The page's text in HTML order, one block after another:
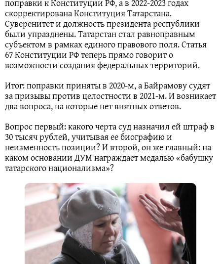
скорректирована Конституция Татарстана.
Суверенитет и должность президента республики
были упразднены. Татарстан стал равноправным
субъектом в рамках единого правового поля. Статья
67 Конституции РФ теперь прямо говорит о
возможности создания федеральных территорий.
Итог: поправки приняты в 2020-м, а Байрамову судят
за призывы против целостности в 2021-м. И возникает
два вопроса, на которые нет внятных ответов.
Вопрос первый: какого черта суд назначил ей штраф в
30 тысяч рублей, учитывая ее биографию и
неизменность позиции? И второй, он же главный: на
каком основании ДУМ награждает медалью «бабушку
татарского национализма»?